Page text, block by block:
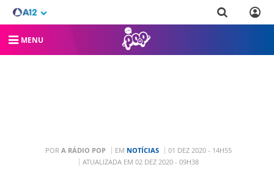
MENU
POR A RÁDIO POP EM NOTÍCIAS
01 DEZ 2020 - 14H55
ATUALIZADA EM 02 DEZ 2020 - 09H38